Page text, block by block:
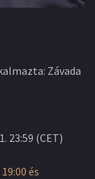
Závada
23:59 (CET)
és